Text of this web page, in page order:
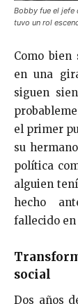
Bobby fue el jefe
tuvo un rol
Como bien
en una
siguen
el primer
su
política
alguien
hecho
fallecido
social
Dos años